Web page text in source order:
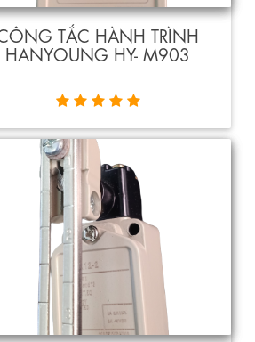
TẮC HÀNH TRÌNH
HANYOUNG HY- M903